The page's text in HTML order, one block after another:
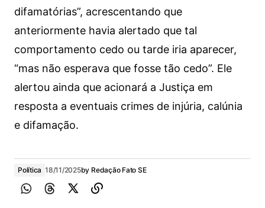
difamatórias”, acrescentando que
anteriormente havia alertado que tal
comportamento cedo ou tarde iria aparecer,
“mas não esperava que fosse tão cedo”. Ele
alertou ainda que acionará a Justiça em
resposta a eventuais crimes de injúria, calúnia
e difamação.
Política 18/11/2025by Redação Fato SE